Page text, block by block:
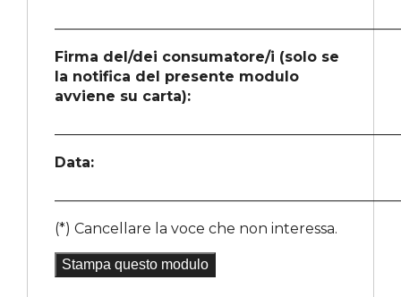
Firma del/dei consumatore/i (solo se
la notifica del presente modulo
avviene su carta):
Data:
(*) Cancellare la voce che non interessa.
Stampa questo modulo